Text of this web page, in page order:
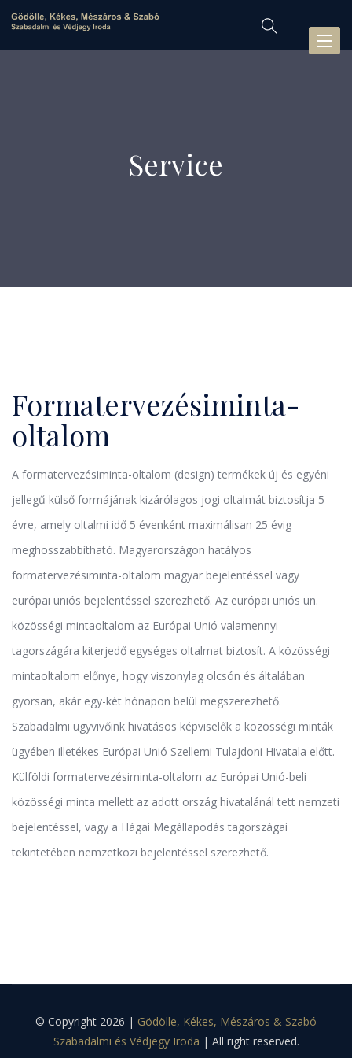
Service
Formatervezésiminta-
oltalom
A formatervezésiminta-oltalom (design) termékek új és egyéni
jellegű külső formájának kizárólagos jogi oltalmát biztosítja 5
évre, amely oltalmi idő 5 évenként maximálisan 25 évig
meghosszabbítható. Magyarországon hatályos
formatervezésiminta-oltalom magyar bejelentéssel vagy
európai uniós bejelentéssel szerezhető. Az európai uniós un.
közösségi mintaoltalom az Európai Unió valamennyi
tagországára kiterjedő egységes oltalmat biztosít. A közösségi
mintaoltalom előnye, hogy viszonylag olcsón és általában
gyorsan, akár egy-két hónapon belül megszerezhető.
Szabadalmi ügyvivőink hivatásos képviselők a közösségi minták
ügyében illetékes Európai Unió Szellemi Tulajdoni Hivatala előtt.
Külföldi formatervezésiminta-oltalom az Európai Unió-beli
közösségi minta mellett az adott ország hivatalánál tett nemzeti
bejelentéssel, vagy a Hágai Megállapodás tagországai
tekintetében nemzetközi bejelentéssel szerezhető.
© Copyright 2026 | Gödölle, Kékes, Mészáros & Szabó
Szabadalmi és Védjegy Iroda | All right reserved.